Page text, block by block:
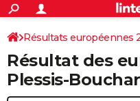
ACTUALITÉS
Politique
Société
Faits Divers
Education
Monde
Villes
+
SPORT
Coupe du monde 2026
Football
Tennis
Cyclisme
Rugby
Forum
CULTURE
Programme TV
TNT
Streaming
Cinéma
Sorties cinéma
Musique
+
FINANCE
Résultats européennes
Résultat des
Plessis-